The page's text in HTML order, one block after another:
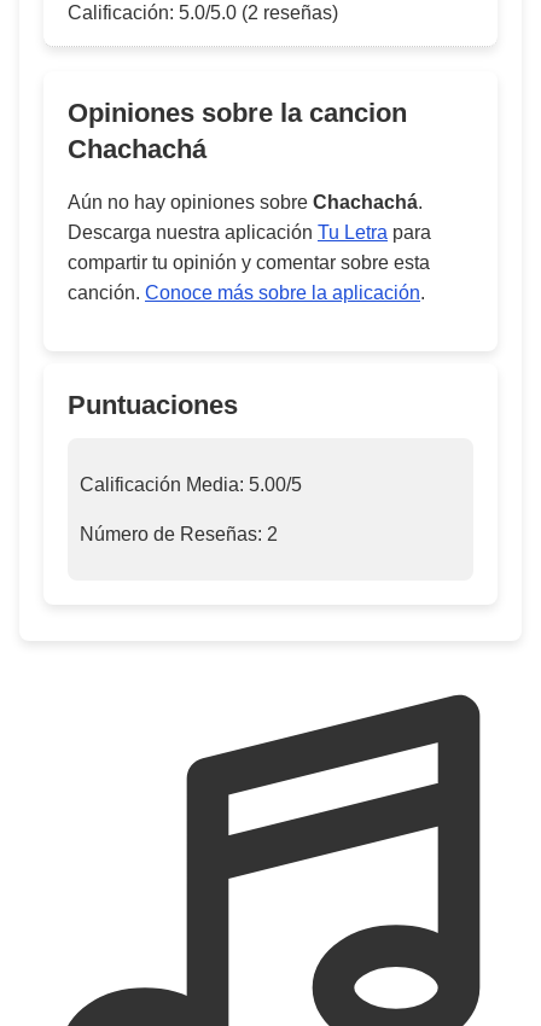
Calificación: 5.0/5.0 (2 reseñas)
Opiniones sobre la cancion
Chachachá
Aún no hay opiniones sobre Chachachá.
Descarga nuestra aplicación Tu Letra para
compartir tu opinión y comentar sobre esta
canción. Conoce más sobre la aplicación.
Puntuaciones
Calificación Media: 5.00/5
Número de Reseñas: 2